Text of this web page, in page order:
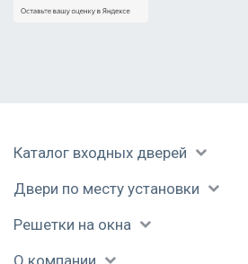
Каталог входных дверей
Двери по месту установки
Решетки на окна
О компании